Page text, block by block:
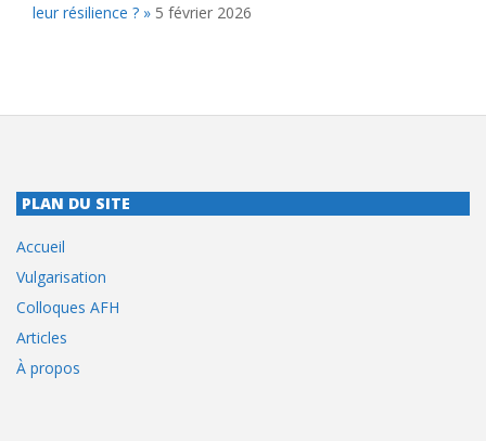
leur résilience ? » 5 février 2026
PLAN DU SITE
Accueil
Vulgarisation
Colloques AFH
Articles
À propos